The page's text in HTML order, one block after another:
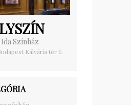
Színház
Kálvária tér 6.